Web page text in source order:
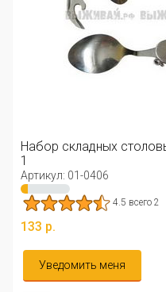
Набор складных
1
Артикул: 01-0406
4.5 всего 2
133 р.
Уведомить меня